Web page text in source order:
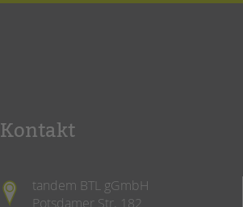
Kontakt
tandem BTL gGmbH
Potsdamer Str. 182